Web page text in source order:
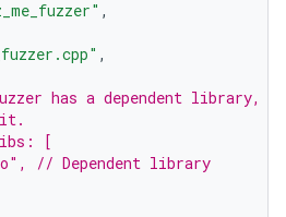
,
,
has a dependent library,
it.
[
// Dependent library